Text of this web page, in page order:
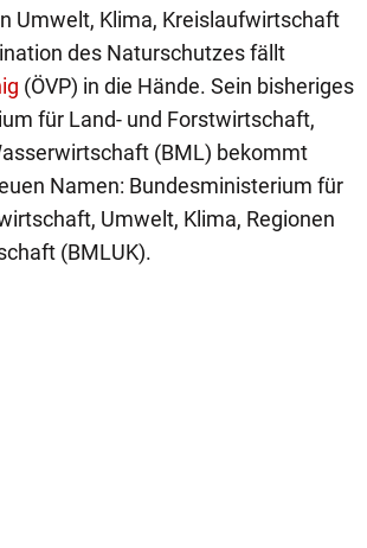
Umwelt, Klima, Kreislaufwirtschaft
des Naturschutzes fällt
(ÖVP) in die Hände. Sein bisheriges
für Land- und Forstwirtschaft,
(BML) bekommt
Namen: Bundesministerium für
Umwelt, Klima, Regionen
(BMLUK).